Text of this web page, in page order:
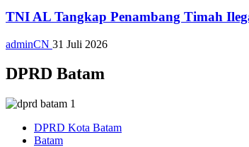
TNI AL Tangkap Penambang Timah
adminCN 31 Juli 2026
DPRD Batam
DPRD Kota Batam
Batam